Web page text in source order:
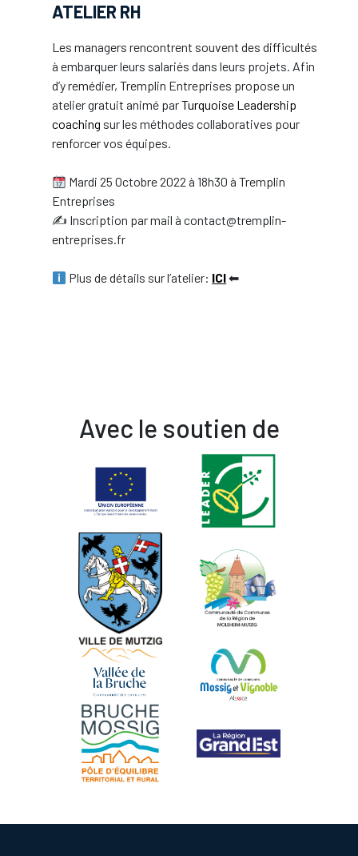
ATELIER RH
Les managers rencontrent souvent des difficultés
à embarquer leurs salariés dans leurs projets. Afin
d’y remédier, Tremplin Entreprises propose un
atelier gratuit animé parTurquoise Leadership
coaching sur les méthodes collaboratives pour
renforcer vos équipes.
Mardi 25 Octobre 2022 à 18h30 à Tremplin
Entreprises
✍ Inscription par mail à contact@tremplin-
entreprises.fr
Plus de détails sur l’atelier: ICI⬅
Avec le soutien de